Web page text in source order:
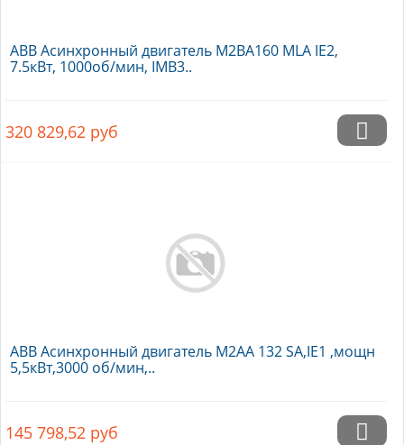
ABB Асинхронный двигатель M2BA160 MLA IE2,
7.5кВт, 1000об/мин, IMB3..
320 829,62 руб
ABB Асинхронный двигатель M2AA 132 SA,IE1 ,мощн
5,5кВт,3000 об/мин,..
145 798,52 руб